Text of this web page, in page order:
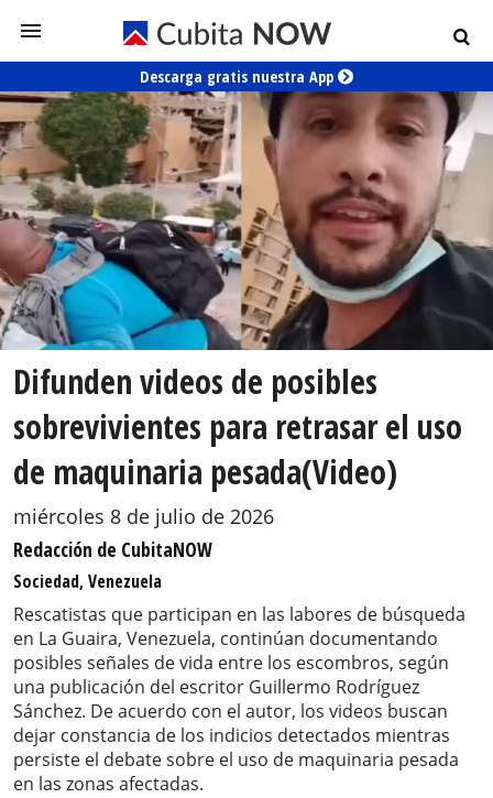
Descarga gratis nuestra App
Difunden videos de posibles
sobrevivientes para retrasar el uso
de maquinaria pesada(Video)
miércoles 8 de julio de 2026
Redacción de CubitaNOW
Sociedad, Venezuela
Rescatistas que participan en las labores de búsqueda
en La Guaira, Venezuela, continúan documentando
posibles señales de vida entre los escombros, según
una publicación del escritor Guillermo Rodríguez
Sánchez. De acuerdo con el autor, los videos buscan
dejar constancia de los indicios detectados mientras
persiste el debate sobre el uso de maquinaria pesada
en las zonas afectadas.